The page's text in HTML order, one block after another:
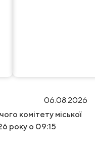
06.08.2026
комітету міської
року о 09:15